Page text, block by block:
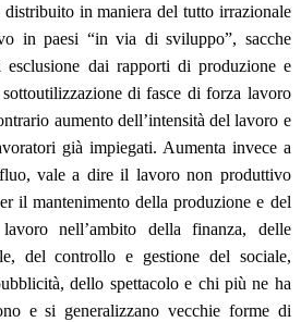
distribuito in maniera del tutto irrazionale
in paesi “in via di sviluppo”, sacche
esclusione dai rapporti di produzione e
di fasce di forza lavoro
aumento dell’intensità del lavoro e
già impiegati. Aumenta invece a
vale a dire il lavoro non produttivo
il mantenimento della produzione e del
nell’ambito della finanza, delle
del controllo e gestione del sociale,
dello spettacolo e chi più ne ha
e si generalizzano vecchie forme di